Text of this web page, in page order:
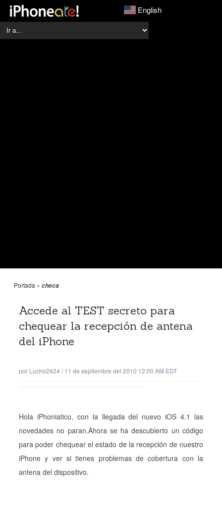
English
Portada » checa
Accede al TEST secreto para
chequear la recepción de antena
del iPhone
por Lucho2424/11 de septiembre del 2010 12:00 AM EDT
Hola iPhoniatico, con la llegada del nuevo iOS 4.1 las
novedades no paran.Ahora se ha descubierto un código
para poder chequear el estado de la recepción de nuestro
iPhone y ver si tienes problemas de cobertura con la
antena del dispositivo.